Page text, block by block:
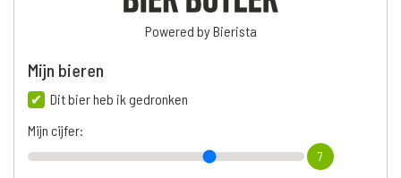
Powered by Bierista
Mijn bieren
Dit bier heb ik gedronken
Mijn cijfer:
7